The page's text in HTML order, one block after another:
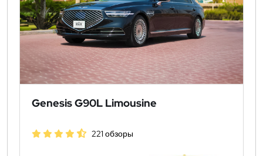
Genesis G90L Limousine
221 обзоры